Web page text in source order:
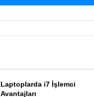
Laptoplarda i7 İşlemci
Avantajları